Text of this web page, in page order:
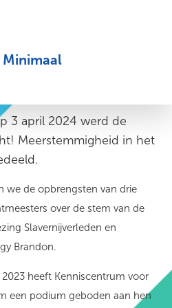
Minimaal
3 april 2024 werd de
Meerstemmigheid in het
we de opbrengsten van drie
over de stem van de
Slavernijverleden en
Brandon.
heeft Kenniscentrum voor
een podium geboden aan hen